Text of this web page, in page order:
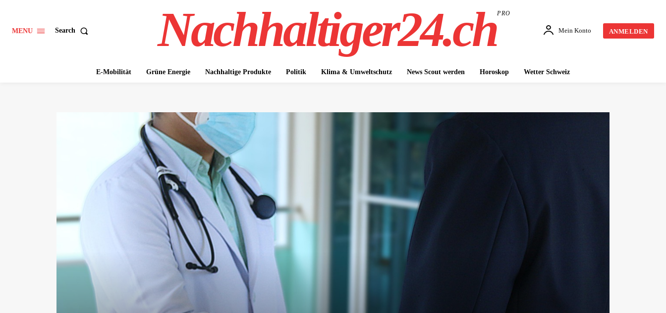
MENU Search Nachhaltiger24.chPRO
Mein Konto ANMELDEN
E-Mobilität Grüne Energie Nachhaltige Produkte Politik Klima & Umweltschutz News Scout werden Horoskop Wetter Schweiz